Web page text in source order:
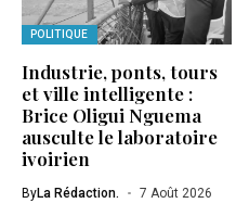
POLITIQUE
Industrie, ponts, tours
et ville intelligente :
Brice Oligui Nguema
ausculte le laboratoire
ivoirien
ByLa Rédaction. 7 Août 2026